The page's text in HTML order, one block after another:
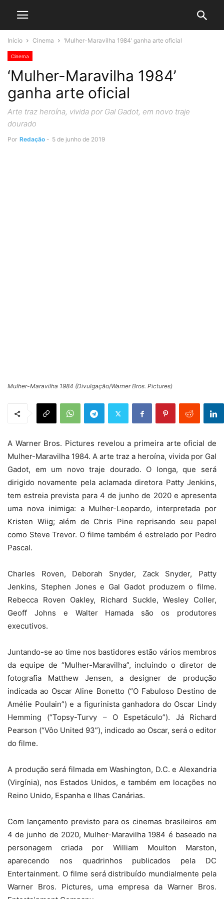
Início Cinema ‘Mulher-Maravilha 1984’ ganha arte oficial
Cinema
‘Mulher-Maravilha 1984’
ganha arte oficial
Arte traz heroína, vivida por Gal Gadot, em novo traje
dourado
Por Redação - 5 de junho de 2019
Mulher-Maravilha 1984 (Divulgação/Warner Bros. Pictures)
A Warner Bros. Pictures revelou a primeira arte oficial de
Mulher-Maravilha 1984. A arte traz a heroína, vivida por Gal
Gadot, em um novo traje dourado. O longa, que será
dirigido novamente pela aclamada diretora Patty Jenkins,
tem estreia prevista para 4 de junho de 2020 e apresenta
uma nova inimiga: a Mulher-Leopardo, interpretada por
Kristen Wiig; além de Chris Pine reprisando seu papel
como Steve Trevor. O filme também é estrelado por Pedro
Pascal.
Charles Roven, Deborah Snyder, Zack Snyder, Patty
Jenkins, Stephen Jones e Gal Gadot produzem o filme.
Rebecca Roven Oakley, Richard Suckle, Wesley Coller,
Geoff Johns e Walter Hamada são os produtores
executivos.
Juntando-se ao time nos bastidores estão vários membros
da equipe de “Mulher-Maravilha”, incluindo o diretor de
fotografia Matthew Jensen, a designer de produção
indicada ao Oscar Aline Bonetto (“O Fabuloso Destino de
Amélie Poulain”) e a figurinista ganhadora do Oscar Lindy
Hemming (“Topsy-Turvy – O Espetáculo”). Já Richard
Pearson (“Vôo United 93”), indicado ao Oscar, será o editor
do filme.
A produção será filmada em Washington, D.C. e Alexandria
(Virgínia), nos Estados Unidos, e também em locações no
Reino Unido, Espanha e Ilhas Canárias.
Com lançamento previsto para os cinemas brasileiros em
4 de junho de 2020, Mulher-Maravilha 1984 é baseado na
personagem criada por William Moulton Marston,
aparecendo nos quadrinhos publicados pela DC
Entertainment. O filme será distribuído mundialmente pela
Warner Bros. Pictures, uma empresa da Warner Bros.